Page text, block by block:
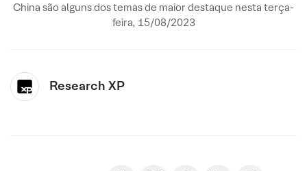
China são alguns dos temas de maior destaque nesta terça-
feira, 15/08/2023
Research XP